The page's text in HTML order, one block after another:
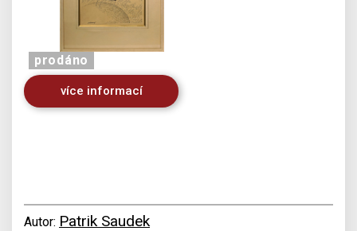
prodáno
více informací
Autor: Patrik Saudek